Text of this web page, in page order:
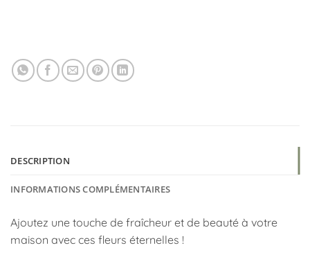
DESCRIPTION
INFORMATIONS COMPLÉMENTAIRES
Ajoutez une touche de fraîcheur et de beauté à votre
maison avec ces fleurs éternelles !